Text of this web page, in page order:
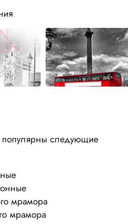
следующие
мрамора
мрамора